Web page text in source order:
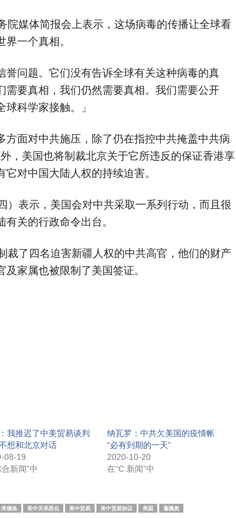
院媒体简报会上表示，这场病毒的传播让全球看
一个真相。
誉问题。它们没有告诉全球有关这种病毒的真
需要真相，我们仍然需要真相。我们需要公开
球科学家接触。」
方面对中共施压，除了仍在指控中共掩盖中共病
，美国也将制裁北京关于它所违反的保证香港享
对中国大陆人权的持续迫害。
）表示，美国会对中共采取一系列行动，而且很
关的行政命令出台。
裁了四名迫害新疆人权的中共高官，他们的财产
家属也被限制了美国签证。
我推迟了中美贸易谈判
想和北京对话
08-19
合新闻”中
纳瓦罗：中共欠美国的疫情帐
“必有到期的一天”
2020-10-20
在“C.新闻”中
库德洛 美中关系恶化 美中贸易 美中贸易协议 美国 蓬佩奥